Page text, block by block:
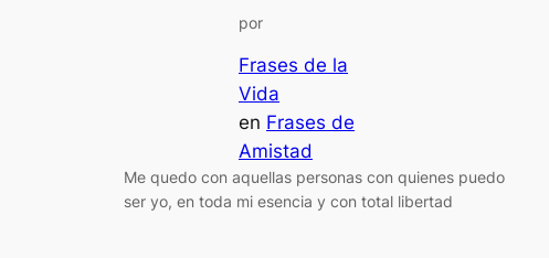
por
Frases de la
Vida
en Frases de
Amistad
Me quedo con aquellas personas con quienes puedo
ser yo, en toda mi esencia y con total libertad